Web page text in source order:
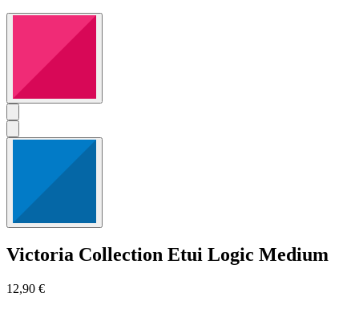
Victoria Collection Etui Logic Medium
12,90 €